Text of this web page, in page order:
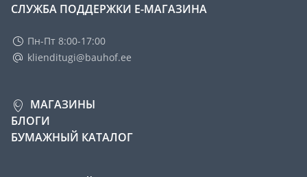
СЛУЖБА ПОДДЕРЖКИ Е-МАГАЗИНА
Пн-Пт 8:00-17:00
klienditugi@bauhof.ee
МАГАЗИНЫ
БЛОГИ
БУМАЖНЫЙ КАТАЛОГ